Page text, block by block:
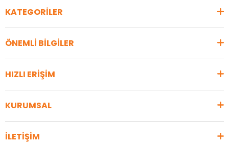
KATEGORİLER
ÖNEMLİ BİLGİLER
HIZLI ERİŞİM
KURUMSAL
İLETİŞİM